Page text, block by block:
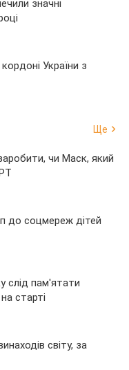
значні
України з
Ще
чи Маск, який
до соцмереж дітей
слід пам'ятати
старті
світу, за